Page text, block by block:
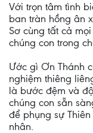
Với trọn tâm tình
ban tràn hồng ân
Sơ cùng tất cả
chúng con trong
Ước gì Ơn Thánh
nghiệm thiêng
là bước đệm và
chúng con sẵn
để phụng sự
nhân.